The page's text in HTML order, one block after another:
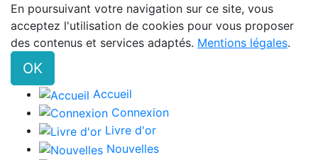
En poursuivant votre navigation sur ce site, vous
acceptez l'utilisation de cookies pour vous proposer
des contenus et services adaptés. Mentions légales.
OK
Accueil
Connexion
Livre d'or
Nouvelles